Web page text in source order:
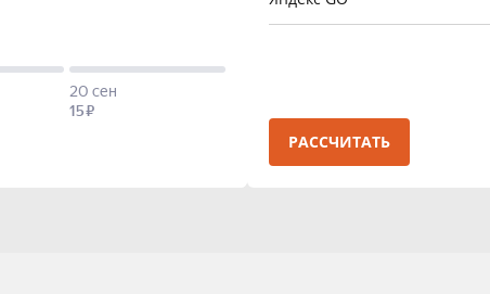
РАССЧИТАТЬ